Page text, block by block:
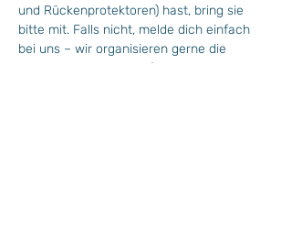
und Rückenprotektoren) hast, bring sie
bitte mit. Falls nicht, melde dich einfach
bei uns – wir organisieren gerne die
passende Ausrüstung für dich!